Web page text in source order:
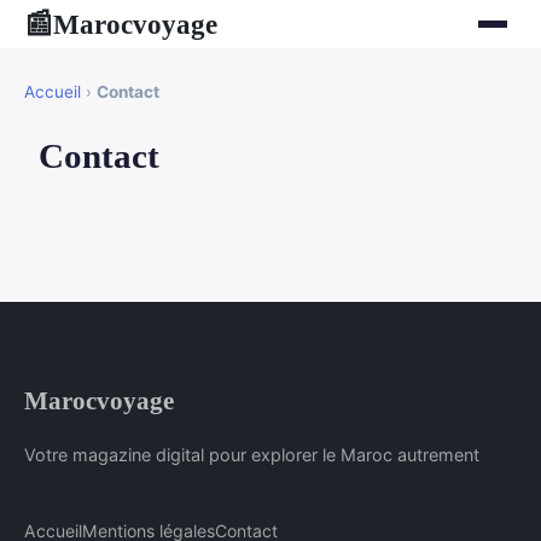
📰Marocvoyage
Accueil › Contact
Contact
Marocvoyage
Votre magazine digital pour explorer le Maroc autrement
AccueilMentions légalesContact